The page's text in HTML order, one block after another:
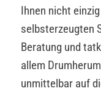
Ihnen nicht
selbsterzeugten
Beratung und
allem
unmittelbar auf